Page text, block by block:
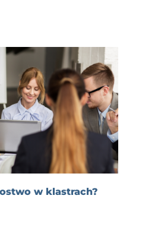
w klastrach?